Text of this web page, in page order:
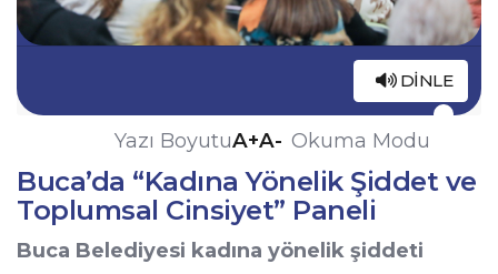
DINLE
Yazı BoyutuA+A- Okuma Modu
Buca’da “Kadına Yönelik Şiddet ve
Toplumsal Cinsiyet” Paneli
Buca Belediyesi kadına yönelik şiddeti